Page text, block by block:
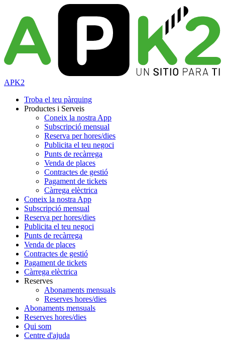
APK2
Troba el teu pàrquing
Productes i Serveis
Coneix la nostra App
Subscripció mensual
Reserva per hores/dies
Publicita el teu negoci
Punts de recàrrega
Venda de places
Contractes de gestió
Pagament de tickets
Càrrega elèctrica
Coneix la nostra App
Subscripció mensual
Reserva per hores/dies
Publicita el teu negoci
Punts de recàrrega
Venda de places
Contractes de gestió
Pagament de tickets
Càrrega elèctrica
Reserves
Abonaments mensuals
Reserves hores/dies
Abonaments mensuals
Reserves hores/dies
Qui som
Centre d'ajuda